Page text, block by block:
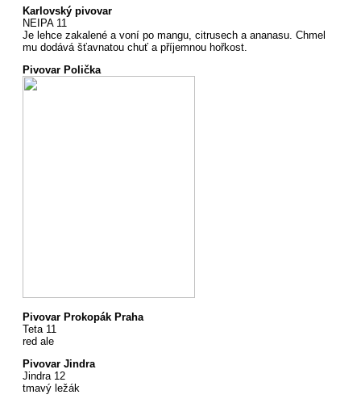
Karlovský pivovar
NEIPA 11
Je lehce zakalené a voní po mangu, citrusech a ananasu. Chmel
mu dodává šťavnatou chuť a příjemnou hořkost.
Pivovar Polička
Pivovar Prokopák Praha
Teta 11
red ale
Pivovar Jindra
Jindra 12
tmavý ležák